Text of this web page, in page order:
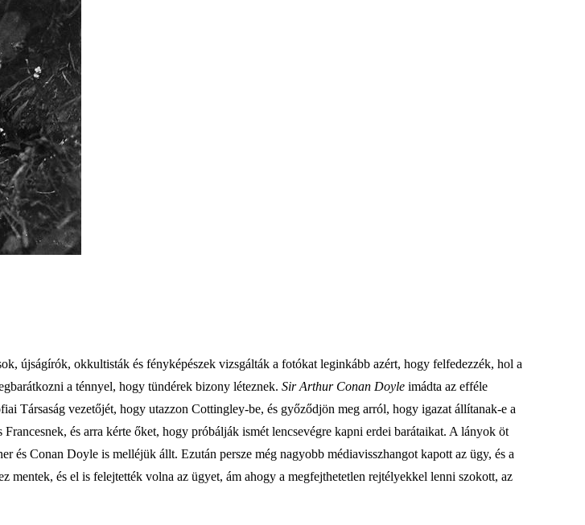
újságírók, okkultisták és fényképészek vizsgálták a fotókat leginkább azért, hogy felfedezzék, hol a
a ténnyel, hogy tündérek bizony léteznek. Sir Arthur Conan Doyle imádta az efféle
Társaság vezetőjét, hogy utazzon Cottingley-be, és győződjön meg arról, hogy igazat állítanak-e a
és arra kérte őket, hogy próbálják ismét lencsevégre kapni erdei barátaikat. A lányok öt
és Conan Doyle is melléjük állt. Ezután persze még nagyobb médiavisszhangot kapott az ügy, és a
és el is felejtették volna az ügyet, ám ahogy a megfejthetetlen rejtélyekkel lenni szokott, az